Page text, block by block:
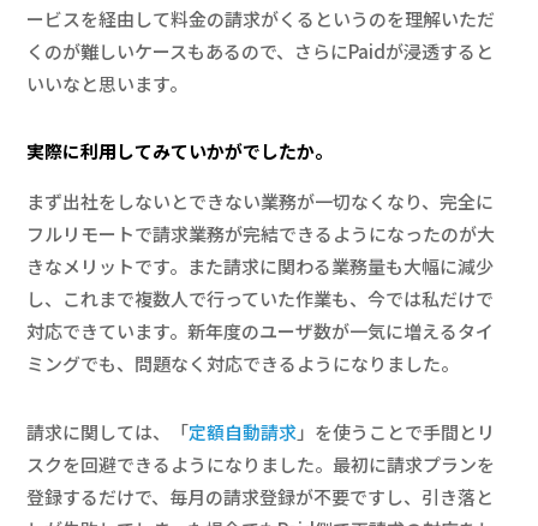
ービスを経由して料金の請求がくるというのを理解いただ
くのが難しいケースもあるので、さらにPaidが浸透すると
いいなと思います。
実際に利用してみていかがでしたか。
まず出社をしないとできない業務が一切なくなり、完全に
フルリモートで請求業務が完結できるようになったのが大
きなメリットです。また請求に関わる業務量も大幅に減少
し、これまで複数人で行っていた作業も、今では私だけで
対応できています。新年度のユーザ数が一気に増えるタイ
ミングでも、問題なく対応できるようになりました。
請求に関しては、「定額自動請求」を使うことで手間とリ
スクを回避できるようになりました。最初に請求プランを
登録するだけで、毎月の請求登録が不要ですし、引き落と